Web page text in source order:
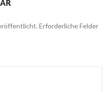
Erforderliche Felder